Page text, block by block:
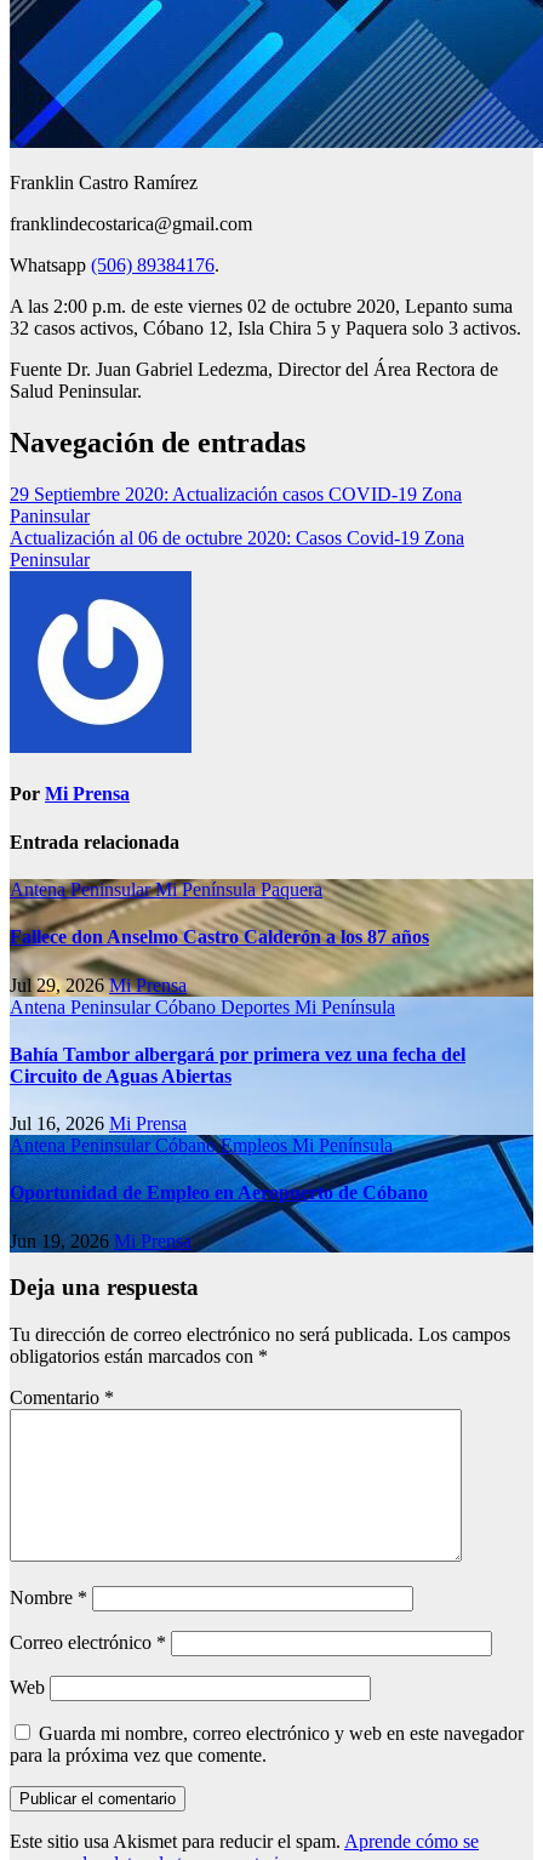
Franklin Castro Ramírez
franklindecostarica@gmail.com
Whatsapp (506) 89384176.
A las 2:00 p.m. de este viernes 02 de octubre 2020, Lepanto suma
32 casos activos, Cóbano 12, Isla Chira 5 y Paquera solo 3 activos.
Fuente Dr. Juan Gabriel Ledezma, Director del Área Rectora de
Salud Peninsular.
Navegación de entradas
29 Septiembre 2020: Actualización casos COVID-19 Zona
Paninsular
Actualización al 06 de octubre 2020: Casos Covid-19 Zona
Peninsular
Por Mi Prensa
Entrada relacionada
Antena PeninsularMi PenínsulaPaquera
Fallece don Anselmo Castro Calderón a los 87 años
Jul 29, 2026Mi Prensa
Antena PeninsularCóbano Deportes Mi Península
Bahía Tambor albergará por primera vez una fecha del
Circuito de Aguas Abiertas
Jul 16, 2026 Mi Prensa
Antena PeninsularCóbanoEmpleos Mi Península
Oportunidad de Empleo en Aeropuerto de Cóbano
Jun 19, 2026 Mi Prensa
Deja una respuesta
Tu dirección de correo electrónico no será publicada. Los campos
obligatorios están marcados con *
Comentario *
Nombre *
Correo electrónico *
Web
Guarda mi nombre, correo electrónico y web en este navegador
para la próxima vez que comente.
Este sitio usa Akismet para reducir el spam. Aprende cómo se